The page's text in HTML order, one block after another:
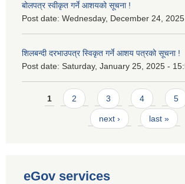
बोलपत्र स्वीकृत गर्ने आशयको सूचना !
Post date: Wednesday, December 24,
शिलबन्दी दरभाउपत्र स्विकृत गर्ने आशय पत्रको सूचना !
Post date: Saturday, January 25, 2025 -
Pages
1 2 3 4 5
next › last »
eGov services